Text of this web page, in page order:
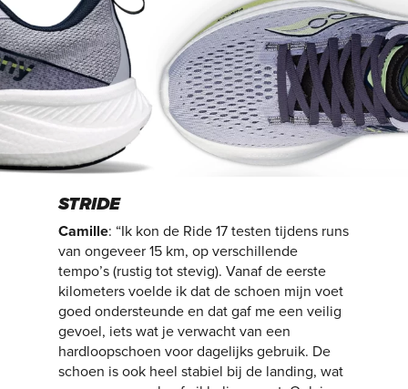
STRIDE
Camille: “Ik kon de Ride 17 testen tijdens runs
van ongeveer 15 km, op verschillende
tempo’s (rustig tot stevig). Vanaf de eerste
kilometers voelde ik dat de schoen mijn voet
goed ondersteunde en dat gaf me een veilig
gevoel, iets wat je verwacht van een
hardloopschoen voor dagelijks gebruik. De
schoen is ook heel stabiel bij de landing, wat